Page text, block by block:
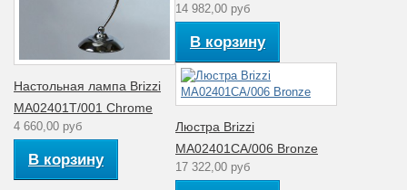
Настольная лампа Brizzi
MA02401Т/001 Chrome
4 660,00 руб
В корзину
14 982,00 руб
В корзину
Люстра Brizzi
MA02401CA/006 Bronze
17 322,00 руб